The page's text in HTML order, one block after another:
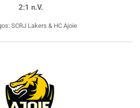
2:1 n.V.
SCRJ Lakers & HC Ajoie